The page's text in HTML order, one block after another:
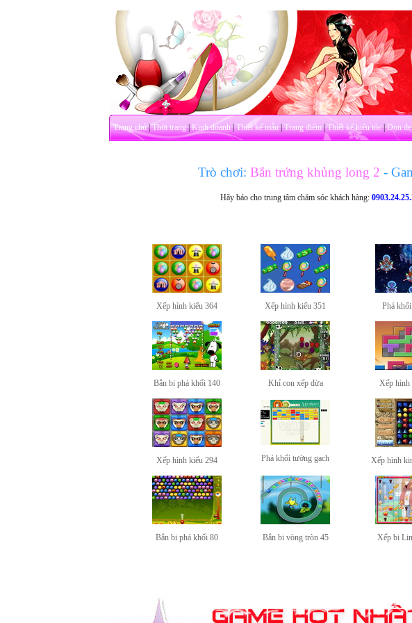
Trang chủ|Thời trang|Kinh doanh|Thiết kế mẫu|Trang điểm|Thiết kế kiểu tóc|Dọn
Trò chơi: Bắn trứng khủng long 2 -
Hãy báo cho trung tâm chăm sóc khách hàng:
Xếp hình kiểu 364 Xếp hình kiểu 351 Phá
Bắn bi phá khối 140 Khỉ con xếp dừa Xếp hình
Xếp hình kiểu 294 Phá khối tường gạch Xếp hình
Bắn bi phá khối 80 Bắn bi vòng tròn 45 Xếp bi